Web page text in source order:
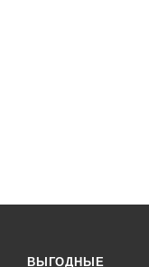
ВЫГОДНЫЕ